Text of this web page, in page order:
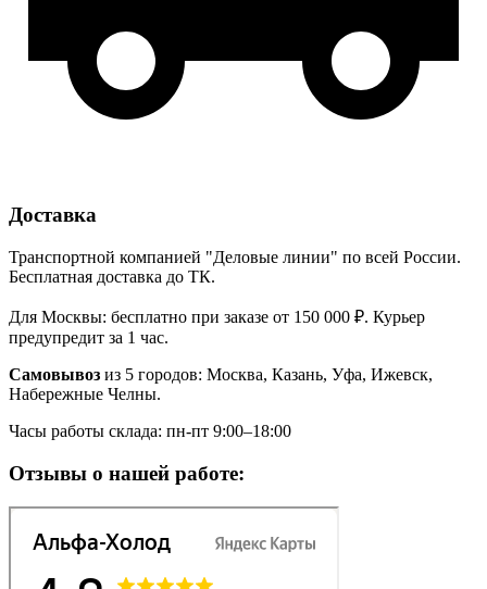
Доставка
Транспортной компанией "Деловые линии" по всей России.
Бесплатная доставка до ТК.
Для Москвы: бесплатно при заказе от 150 000 ₽. Курьер
предупредит за 1 час.
Самовывоз из 5 городов: Москва, Казань, Уфа, Ижевск,
Набережные Челны.
Часы работы склада: пн-пт 9:00–18:00
Отзывы о нашей работе: